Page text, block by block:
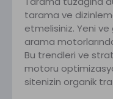
tarama ve
etmelisiniz. Yeni
arama
Bu trendleri ve
motoru
sitenizin organik